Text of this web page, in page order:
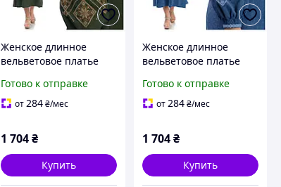
Женское длинное
вельветовое платье
размеры:
S,M,L,XL,2XL,3XL
Готово к отправке
от284 ₴/мес
1 704 ₴
Купить
Женское длинное
вельветовое платье
размеры:
S,M,L,XL,2XL,3XL
Готово к отправке
от284₴/мес
1 704₴
Купить